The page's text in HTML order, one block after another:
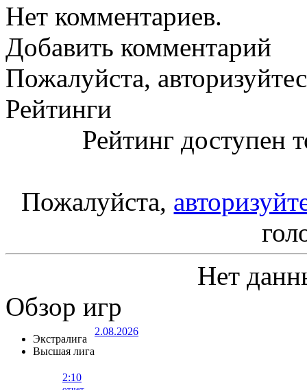
Нет комментариев.
Добавить комментарий
Пожалуйста,
Рейтинги
Рейтинг доступен
Пожалуйста,
Нет
Обзор игр
Экстралига
Высшая лига
2.08.2026
2:10